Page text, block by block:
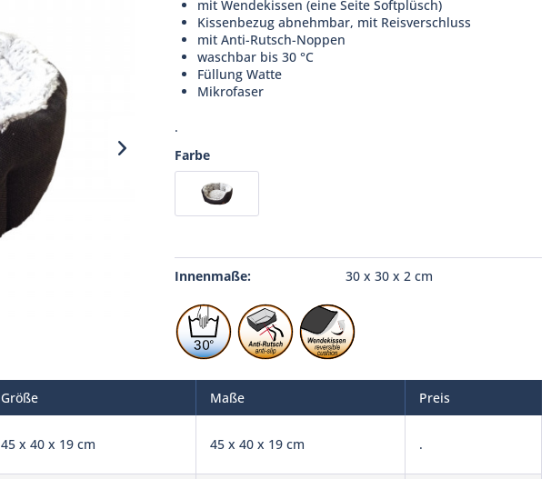
mit Wendekissen (eine Seite Softplüsch)
Kissenbezug abnehmbar, mit Reisverschluss
mit Anti-Rutsch-Noppen
waschbar bis 30 °C
Füllung Watte
Mikrofaser
.
Farbe
Innenmaße: 30 x 30 x 2 cm
Größe Maße Preis
45 x 40 x 19 cm 45 x 40 x 19 cm .